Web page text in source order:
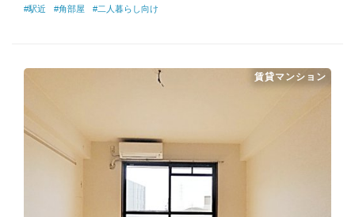
#駅近 #角部屋 #二人暮らし向け
賃貸マンション